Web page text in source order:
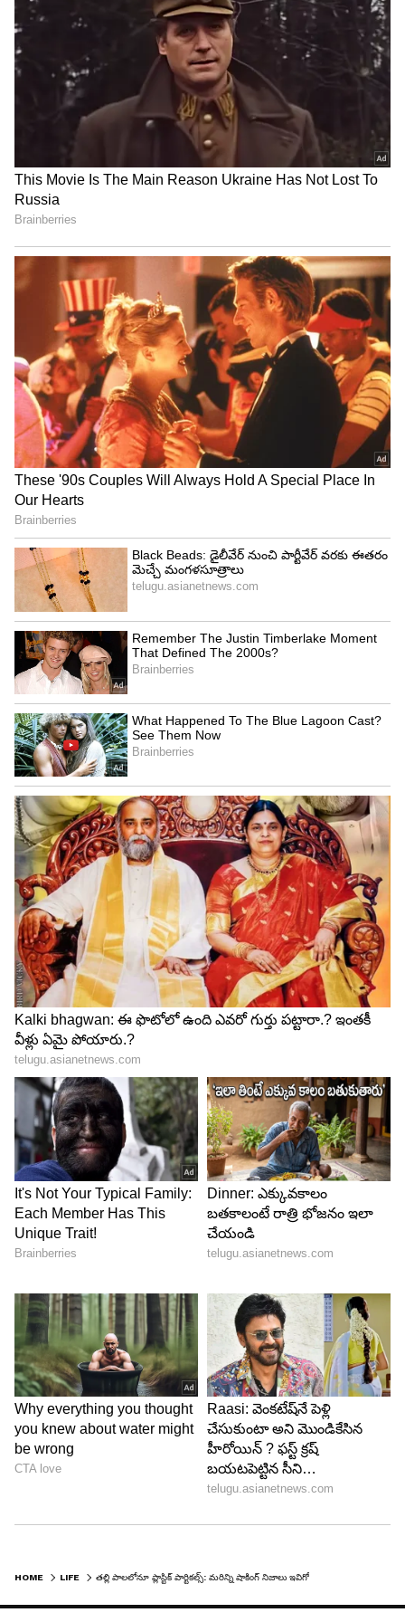
ఈ ప్రమాదకర పరిస్థితి నుంచి రక్షణ పొందడం ఎలా?
మీకు కావాల్సిన ఫుడ్ ను గాజు సీసాలు, బాటిల్స్ లోనే
ప్యాక్ చేయించుకోవాలి. ఒకవేళ మీరు రెస్టారెంట్ నుంచి
ఏదైనా పార్సిల్ తెచ్చుకోవాలనుకుంటే శ్రమ అనుకోకుండా
మీరే గాజు లేదా స్టీల్ డబ్బాలు, బాక్సులు తీసుకెళ్లాలి.
వాటిల్లో మీరు ఆర్డర్ చేసిన ఫుడ్ తీసుకొని వెళ్లాలి.
మీ ఇళ్లలో ఇప్పటికే ప్లాస్టిక్ డబ్బాల్లో స్టోర్ చేసిన పచ్చళ్లు,
చట్నీలు, ఊరగాయల లాంటి వాటిని వెంటనే ఆ ప్లాస్టిక్
డబ్బాల్లోంచి తీసేయండి. వెంటనే వాటిని గాజు లేదా స్టీల్
పాత్రల్లోకి మార్చేయండి. ఇలా చేయడం వల్ల ఫుడ్ లో ప్లాస్టిక్
కలవడాన్ని కొంతైనా తగ్గించుకోవచ్చు.
4
5
సాధారణంగా మైక్రోవేవ్ లో వేడి చేసిన ఫుడ్ సేఫ్ అని
అందరూ అనుకుంటారు. అయితే చాలా సందర్భాల్లో
మైక్రోవేవ్ లో వండిన ఫుడ్ ను మళ్లీ మళ్లీ వేడి చేసి
తింటుంటారు. ఇదే ఆరోగ్య సమస్యలకు అసలు కారణం.
ఇలా చేయడం వల్ల భవిష్యత్తులో తీవ్రమైన, ప్రాణాంతకమైన
రోగాలు వచ్చే ప్రమాదం ఉంటుంది. అంతేకాకుండా ఇలాంటి
మైక్రోవేవ్ లో హీట్ చేసిన ఫుడ్ ఐటమ్స్ ను ప్లాస్టిక్ కవర్లు,
డబ్బాల్లో ప్యాకింగ్ చేసి ఇస్తుంటారు. దీని వల్ల సమస్య
రెండింతలు పెరుగుతోంది. వెంటనే ఈ పనులు ఆపేయాలి.
పదేపదే వేడి చేసిన ఆహారం తినడం మానేయాలి. BPA
న్యూస్ పేపర్స్, ప్లాస్టిక్ డబ్బాలు, కవర్లలో ప్యాకింగ్ చేసే
ఇచ్చే టిఫెన్స్ కాని, మీల్స్ కాని తినడం మానేయాలి. న్యూస్
పేపర్స్ పై ఉండే కెమికల్స్ వేడివేడి ఆహార పదార్థాలతో
రసాయన చర్య జరిపి హానికర పదార్థాలుగా మారిపోతాయి.
ముఖ్యంగా ఆయిల్ గా ఉన్న ఫుడ్ ను ఇలాంటి న్యూస్
పేపర్స్, ప్లాస్టిక్ కవర్లలో ప్యాక్ చేసి తీసుకెళ్లడం మానేయాలి.
HOME LIFE తల్లి పాలలోనూ ప్లాస్టిక్ పార్టికల్స్: మరిన్ని షాకింగ్ నిజాలు ఇవిగో